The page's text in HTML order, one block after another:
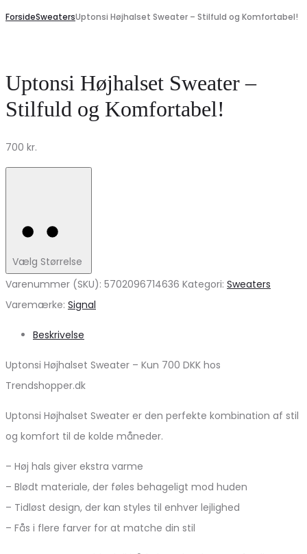
ForsideSweatersUptonsi Højhalset Sweater – Stilfuld og Komfortabel!
Uptonsi Højhalset Sweater –
Stilfuld og Komfortabel!
700 kr.
Vælg Størrelse
Varenummer (SKU): 5702096714636 Kategori: Sweaters
Varemærke: Signal
Beskrivelse
Uptonsi Højhalset Sweater – Kun 700 DKK hos
Trendshopper.dk
Uptonsi Højhalset Sweater er den perfekte kombination af stil
og komfort til de kolde måneder.
– Høj hals giver ekstra varme
– Blødt materiale, der føles behageligt mod huden
– Tidløst design, der kan styles til enhver lejlighed
– Fås i flere farver for at matche din stil